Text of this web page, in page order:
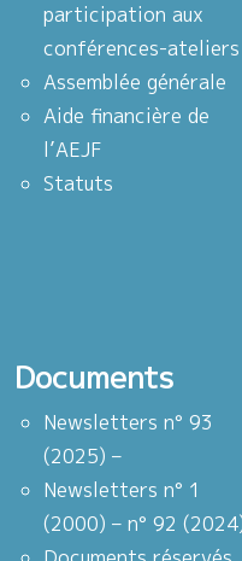
participation aux
conférences-ateliers
Assemblée générale
Aide financière de
l’AEJF
Statuts
Documents
Newsletters n° 93
(2025) –
Newsletters n° 1
(2000) – n° 92